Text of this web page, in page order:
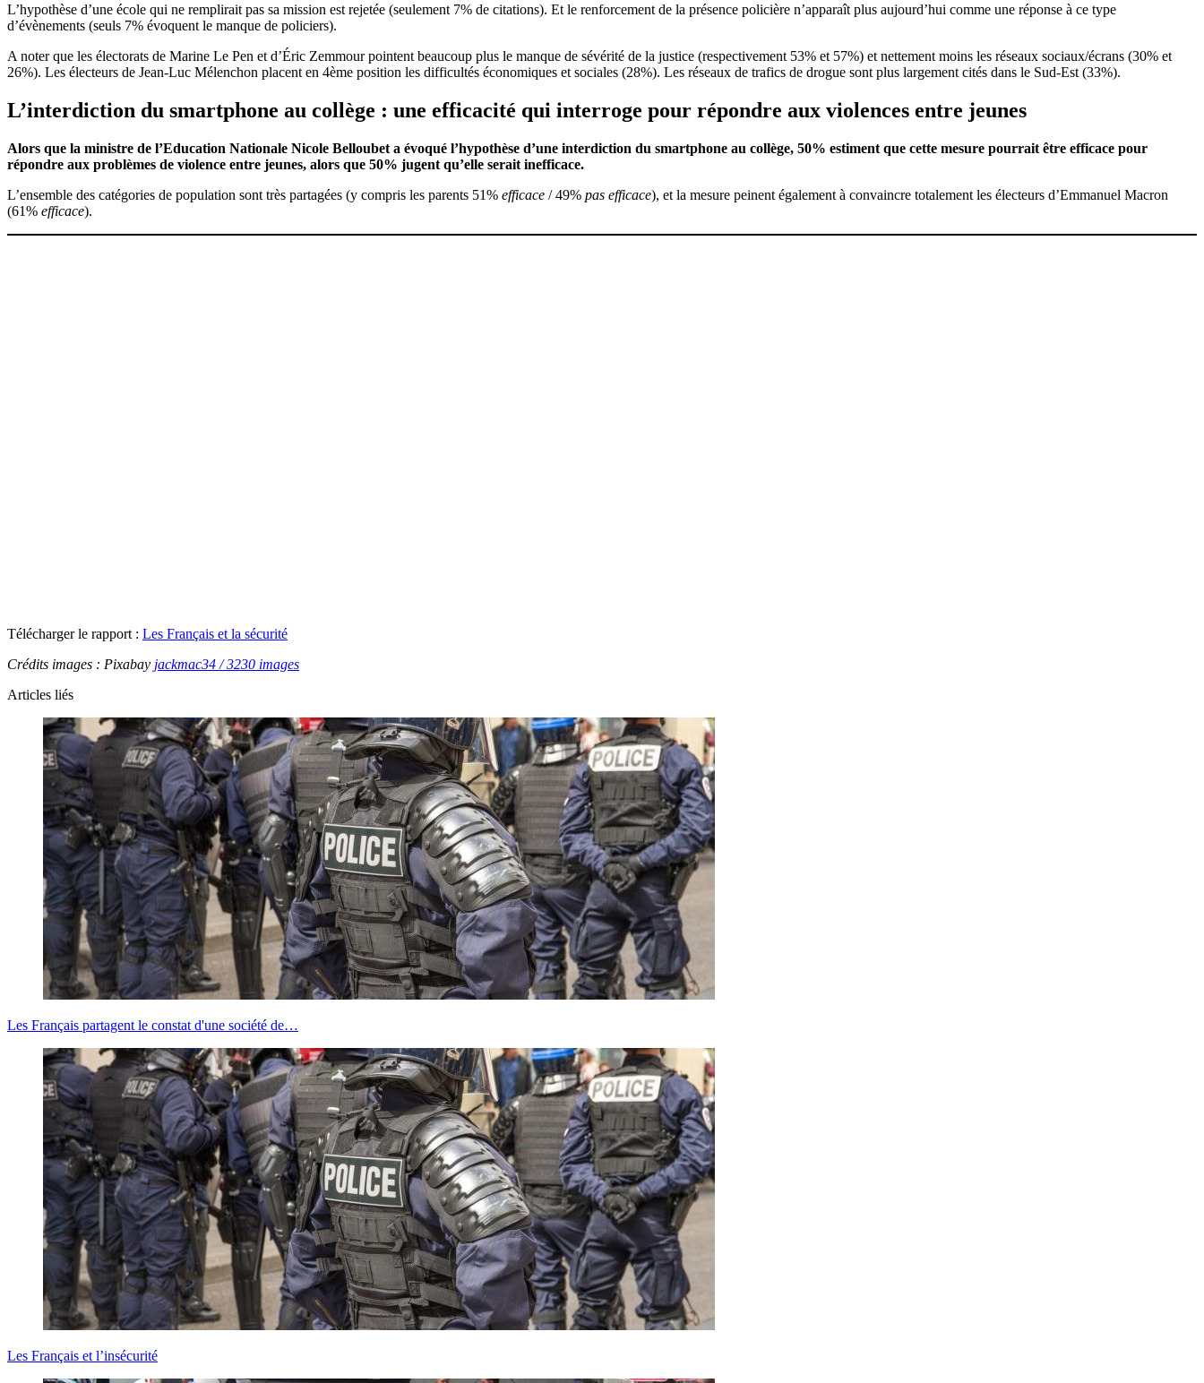
L’hypothèse d’une école qui ne remplirait pas sa mission est rejetée (seulement 7% de citations). Et le renforcement de la présence policière n’apparaît plus aujourd’hui comme une réponse à ce type
d’évènements (seuls 7% évoquent le manque de policiers).
A noter que les électorats de Marine Le Pen et d’Éric Zemmour pointent beaucoup plus le manque de sévérité de la justice (respectivement 53% et 57%) et nettement moins les réseaux sociaux/écrans (30% et
26%). Les électeurs de Jean-Luc Mélenchon placent en 4ème position les difficultés économiques et sociales (28%). Les réseaux de trafics de drogue sont plus largement cités dans le Sud-Est (33%).
L’interdiction du smartphone au collège : une efficacité qui interroge pour répondre aux violences entre jeunes
Alors que la ministre de l’Education Nationale Nicole Belloubet a évoqué l’hypothèse d’une interdiction du smartphone au collège, 50% estiment que cette mesure pourrait être efficace pour
répondre aux problèmes de violence entre jeunes, alors que 50% jugent qu’elle serait inefficace.
L’ensemble des catégories de population sont très partagées (y compris les parents 51% efficace / 49% pas efficace), et la mesure peinent également à convaincre totalement les électeurs d’Emmanuel Macron
(61% efficace).
Télécharger le rapport : Les Français et la sécurité
Crédits images : Pixabay jackmac34 / 3230 images
Articles liés
Les Français partagent le constat d'une société de…
Les Français et l’insécurité